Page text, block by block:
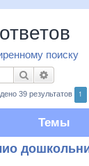
поиску
Поиск
39 результатов 1
Темы